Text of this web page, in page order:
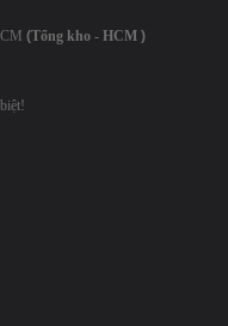
(Tổng kho - HCM )